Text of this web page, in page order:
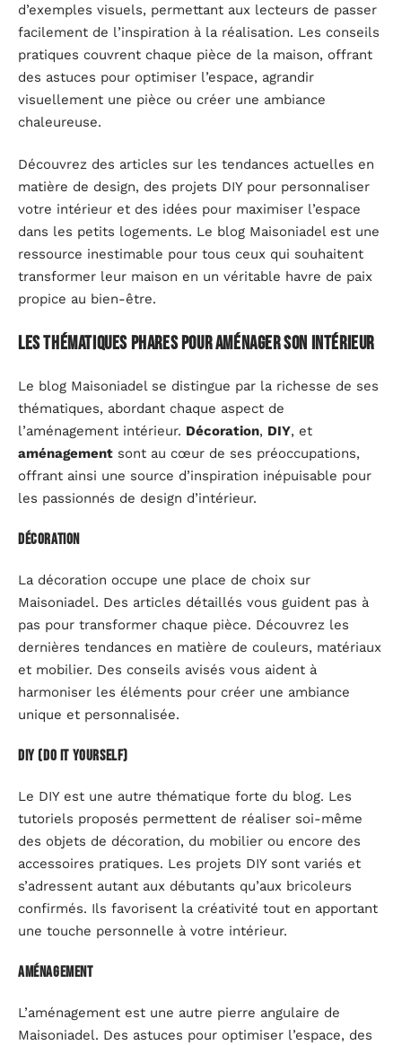
d’exemples visuels, permettant aux lecteurs de passer
facilement de l’inspiration à la réalisation. Les conseils
pratiques couvrent chaque pièce de la maison, offrant
des astuces pour optimiser l’espace, agrandir
visuellement une pièce ou créer une ambiance
chaleureuse.
Découvrez des articles sur les tendances actuelles en
matière de design, des projets DIY pour personnaliser
votre intérieur et des idées pour maximiser l’espace
dans les petits logements. Le blog Maisoniadel est une
ressource inestimable pour tous ceux qui souhaitent
transformer leur maison en un véritable havre de paix
propice au bien-être.
Les thématiques phares pour aménager son intérieur
Le blog Maisoniadel se distingue par la richesse de ses
thématiques, abordant chaque aspect de
l’aménagement intérieur. Décoration, DIY, et
aménagement sont au cœur de ses préoccupations,
offrant ainsi une source d’inspiration inépuisable pour
les passionnés de design d’intérieur.
Décoration
La décoration occupe une place de choix sur
Maisoniadel. Des articles détaillés vous guident pas à
pas pour transformer chaque pièce. Découvrez les
dernières tendances en matière de couleurs, matériaux
et mobilier. Des conseils avisés vous aident à
harmoniser les éléments pour créer une ambiance
unique et personnalisée.
DIY (Do It Yourself)
Le DIY est une autre thématique forte du blog. Les
tutoriels proposés permettent de réaliser soi-même
des objets de décoration, du mobilier ou encore des
accessoires pratiques. Les projets DIY sont variés et
s’adressent autant aux débutants qu’aux bricoleurs
confirmés. Ils favorisent la créativité tout en apportant
une touche personnelle à votre intérieur.
Aménagement
L’aménagement est une autre pierre angulaire de
Maisoniadel. Des astuces pour optimiser l’espace, des